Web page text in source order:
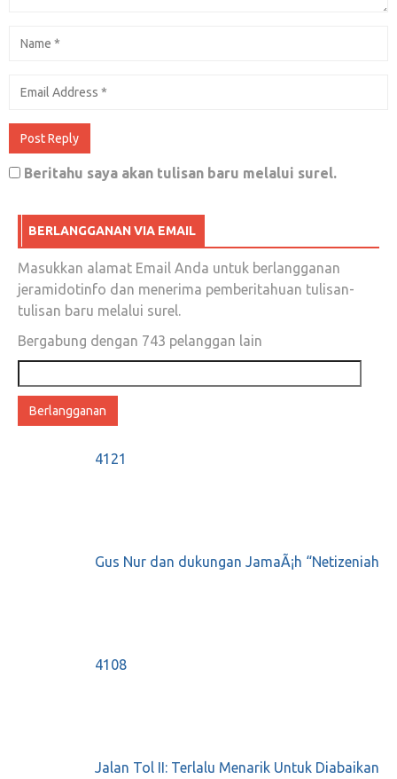
Beritahu saya akan tulisan baru melalui surel.
BERLANGGANAN VIA EMAIL
Masukkan alamat Email Anda untuk berlangganan
jeramidotinfo dan menerima pemberitahuan tulisan-
tulisan baru melalui surel.
Bergabung dengan 743 pelanggan lain
email
4121
Gus Nur dan dukungan JamaÃ¡h “Netizeniah
4108
Jalan Tol II: Terlalu Menarik Untuk Diabaikan